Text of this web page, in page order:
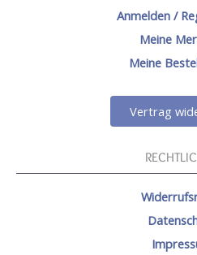
Anmelden /
Meine
Meine
Vertrag